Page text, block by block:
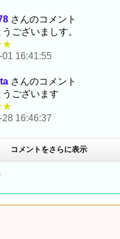
さんのコメント
ございましす。
01 16:41:55
さんのコメント
うございます
16:46:37
コメントをさらに表示